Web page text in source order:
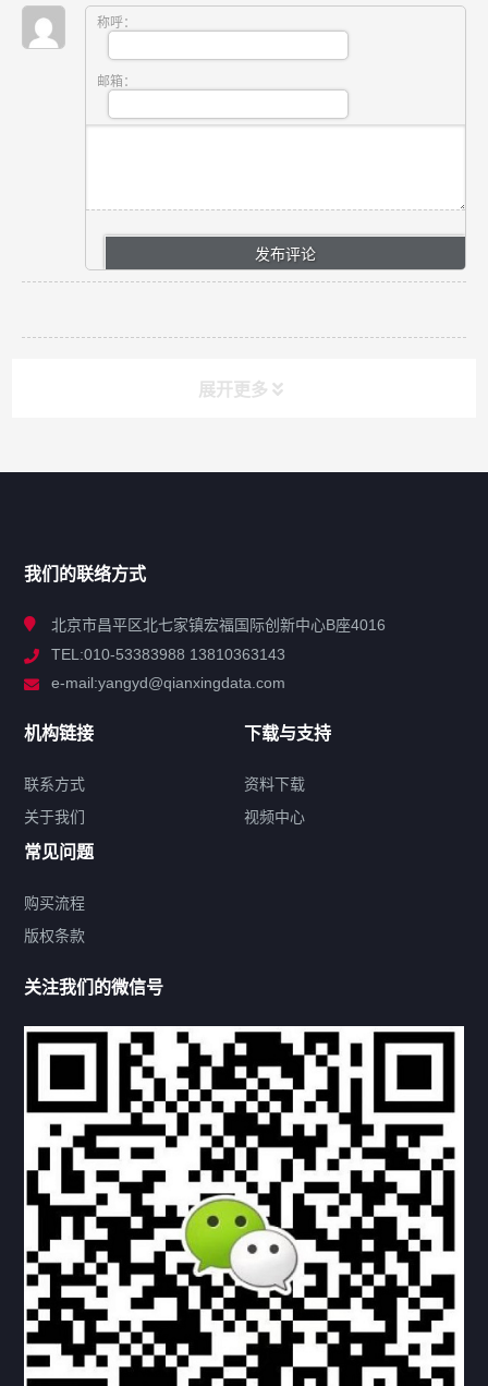
称呼：
邮箱：
展开更多
解决方案
联系方式
热门标签
机构链接
联系方式 关于我们
下载与支持
资料下载 视频中心
常见问题
购买流程 版权条款
我们的联络方式
北京市昌平区北七家镇宏福国际创新中心B座4016
TEL:010-53383988 13810363143
e-mail:yangyd@qianxingdata.com
机构链接
联系方式
关于我们
下载与支持
资料下载
视频中心
常见问题
购买流程
版权条款
关注我们的微信号